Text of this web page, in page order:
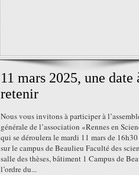
11 mars 2025, une date
retenir
Nous vous invitons à participer à
générale de l’association «Rennes en
qui se déroulera le mardi 11 mars de
sur le campus de Beaulieu Faculté des
salle des thèses, bâtiment 1 Campus de
l’ordre du...